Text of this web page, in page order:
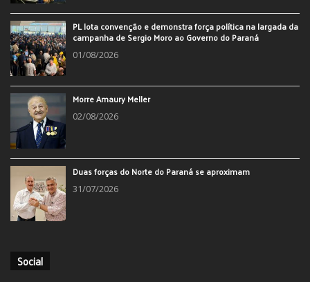
PL lota convenção e demonstra força política na largada da
campanha de Sergio Moro ao Governo do Paraná
01/08/2026
Morre Amaury Meller
02/08/2026
Duas forças do Norte do Paraná se aproximam
31/07/2026
Social